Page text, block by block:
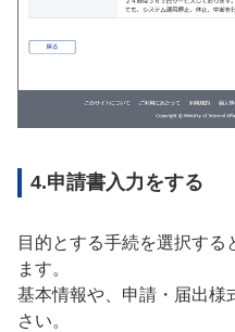
4.申請書入力をする
目的とする手続を選択す
ます。
基本情報や、申請・届出様
さい。